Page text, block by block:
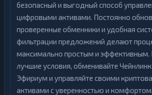
безопасный и выгодный способ
цифровыми активами. Постоянно
проверенные обменники и удобная
фильтрации предложений делают
максимально простым и эффективным.
лучшие условия, обменивайте
Эфириум и управляйте своими
активами с уверенностью и комфортом.